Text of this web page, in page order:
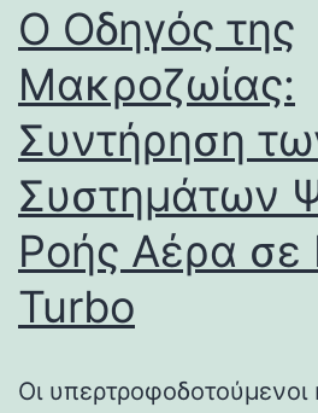
Ο Οδηγός της
Μακροζωίας:
Συντήρηση
Συστημάτων
Ροής Αέρα σε
Turbo
Οι υπερτροφοδοτούμενοι